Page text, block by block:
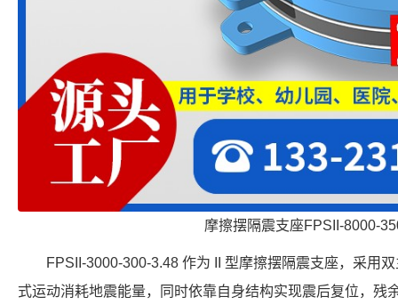
摩擦摆隔震支座FPSII-8000-
FPSII-3000-300-3.48 作为 II 型摩擦摆隔震支座，采用
式运动消耗地震能量，同时依靠自身结构实现震后复位，残